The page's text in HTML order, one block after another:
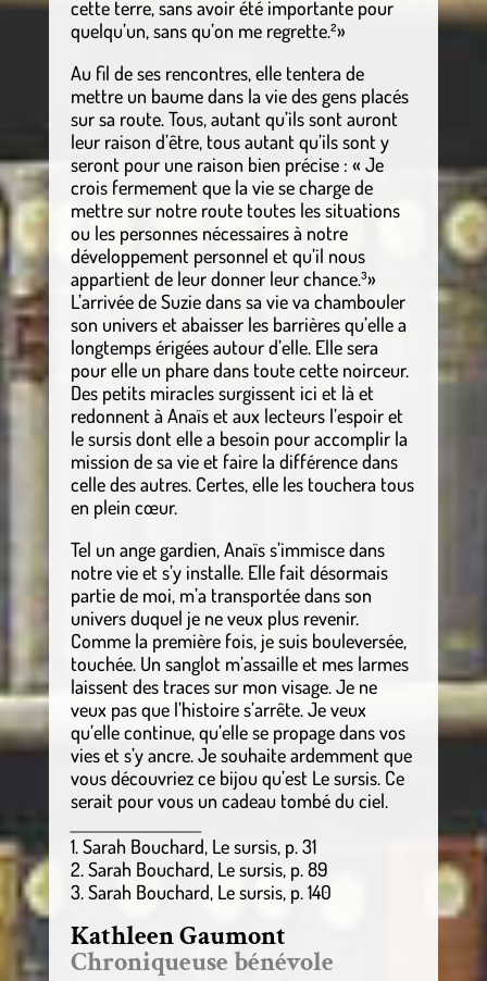
cette terre, sans avoir été importante pour
quelqu’un, sans qu’on me regrette.²»
Au fil de ses rencontres, elle tentera de
mettre un baume dans la vie des gens placés
sur sa route. Tous, autant qu’ils sont auront
leur raison d’être, tous autant qu’ils sont y
seront pour une raison bien précise : « Je
crois fermement que la vie se charge de
mettre sur notre route toutes les situations
ou les personnes nécessaires à notre
développement personnel et qu’il nous
appartient de leur donner leur chance.³»
L’arrivée de Suzie dans sa vie va chambouler
son univers et abaisser les barrières qu’elle a
longtemps érigées autour d’elle. Elle sera
pour elle un phare dans toute cette noirceur.
Des petits miracles surgissent ici et là et
redonnent à Anaïs et aux lecteurs l’espoir et
le sursis dont elle a besoin pour accomplir la
mission de sa vie et faire la différence dans
celle des autres. Certes, elle les touchera tous
en plein cœur.
Tel un ange gardien, Anaïs s’immisce dans
notre vie et s’y installe. Elle fait désormais
partie de moi, m’a transportée dans son
univers duquel je ne veux plus revenir.
Comme la première fois, je suis bouleversée,
touchée. Un sanglot m’assaille et mes larmes
laissent des traces sur mon visage. Je ne
veux pas que l’histoire s’arrête. Je veux
qu’elle continue, qu’elle se propage dans vos
vies et s’y ancre. Je souhaite ardemment que
vous découvriez ce bijou qu’est Le sursis. Ce
serait pour vous un cadeau tombé du ciel.
1. Sarah Bouchard, Le sursis, p. 31
2. Sarah Bouchard, Le sursis, p. 89
3. Sarah Bouchard, Le sursis, p. 140
Kathleen Gaumont
Chroniqueuse bénévole